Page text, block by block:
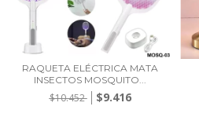
RAQUETA ELÉCTRICA MATA
INSECTOS MOSQUITO...
$10.452 $9.416